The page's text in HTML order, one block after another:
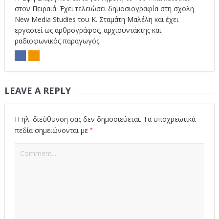
στον Πειραιά. Έχει τελειώσει δημοσιογραφία στη σχολη
New Media Studies του Κ. Σταμάτη Μαλέλη και έχει
εργαστεί ως αρθρογράφος, αρχισυντάκτης και
ραδιοφωνικός παραγωγός.
LEAVE A REPLY
Η ηλ. διεύθυνση σας δεν δημοσιεύεται. Τα υποχρεωτικά
πεδία σημειώνονται με *